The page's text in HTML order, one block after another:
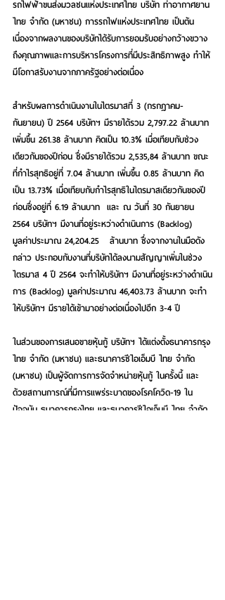
รถไฟฟ้าขนส่งมวลชนแห่งประเทศไทย บริษัท ท่าอากาศยาน
ไทย จำกัด (มหาชน) การรถไฟแห่งประเทศไทย เป็นต้น
เนื่องจากผลงานของบริษัทได้รับการยอมรับอย่างกว้างขวาง
ถึงคุณภาพและการบริหารโครงการที่มีประสิทธิภาพสูง ทำให้
มีโอกาสรับงานจากภาครัฐอย่างต่อเนื่อง
สำหรับผลการดำเนินงานในไตรมาสที่ 3 (กรกฎาคม-
กันยายน) ปี 2564 บริษัทฯ มีรายได้รวม 2,797.22 ล้านบาท
เพิ่มขึ้น 261.38 ล้านบาท คิดเป็น 10.3% เมื่อเทียบกับช่วง
เดียวกันของปีก่อน ซึ่งมีรายได้รวม 2,535,84 ล้านบาท ขณะ
ที่กำไรสุทธิอยู่ที่ 7.04 ล้านบาท เพิ่มขึ้น 0.85 ล้านบาท คิด
เป็น 13.73% เมื่อเทียบกับกำไรสุทธิในไตรมาสเดียวกันของปี
ก่อนซึ่งอยู่ที่ 6.19 ล้านบาท  และ ณ วันที่ 30 กันยายน
2564 บริษัทฯ มีงานที่อยู่ระหว่างดำเนินการ (Backlog)
มูลค่าประมาณ 24,204.25   ล้านบาท ซึ่งจากงานในมือดัง
กล่าว ประกอบกับงานที่บริษัทได้ลงนามสัญญาเพิ่มในช่วง
ไตรมาส 4 ปี 2564 จะทำให้บริษัทฯ มีงานที่อยู่ระหว่างดำเนิน
การ (Backlog) มูลค่าประมาณ 46,403.73 ล้านบาท จะทำ
ให้บริษัทฯ มีรายได้เข้ามาอย่างต่อเนื่องไปอีก 3-4 ปี
ในส่วนของการเสนอขายหุ้นกู้ บริษัทฯ ได้แต่งตั้งธนาคารกรุง
ไทย จำกัด (มหาชน) และธนาคารซีไอเอ็มบี ไทย จำกัด
(มหาชน) เป็นผู้จัดการการจัดจำหน่ายหุ้นกู้ ในครั้งนี้ และ
ด้วยสถานการณ์ที่มีการแพร่ระบาดของโรคโควิด-19 ใน
ปัจจุบัน ธนาคารกรุงไทย และธนาคารซีไอเอ็มบี ไทย จำกัด